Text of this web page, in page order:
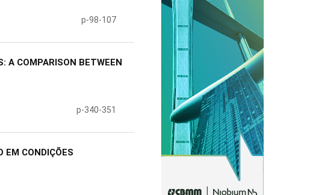
p-98-107
A COMPARISON BETWEEN
p-340-351
EM CONDIÇÕES